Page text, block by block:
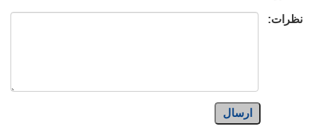
نظرات:
ارسال